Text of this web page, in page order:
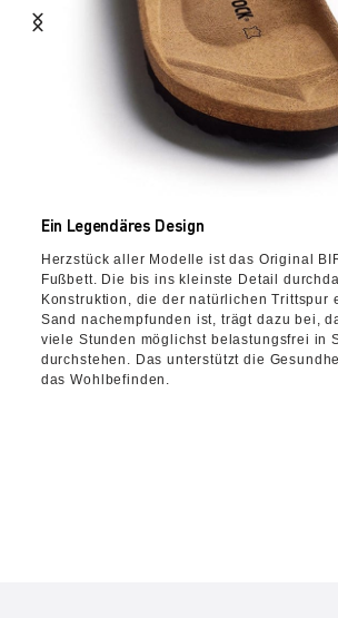
Ein Legendäres Design
Herzstück aller Modelle ist das Original
Fußbett. Die bis ins kleinste Detail
Konstruktion, die der natürlichen Trittspur
Sand nachempfunden ist, trägt dazu bei,
viele Stunden möglichst belastungsfrei in
durchstehen. Das unterstützt die
das Wohlbefinden.